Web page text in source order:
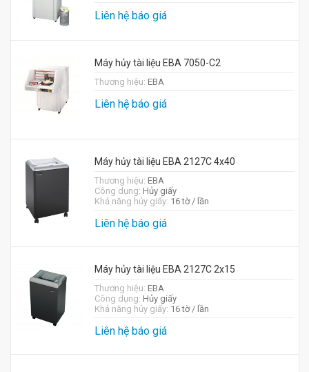
Liên hệ báo giá
Máy hủy tài liệu EBA 7050-C2
Thương hiệu: EBA
Liên hệ báo giá
Máy hủy tài liệu EBA 2127C 4x40
Thương hiệu: EBA
Công dụng: Hủy giấy
Khả năng hủy giấy: 16 tờ / lần
Liên hệ báo giá
Máy hủy tài liệu EBA 2127C 2x15
Thương hiệu: EBA
Công dụng: Hủy giấy
Khả năng hủy giấy: 16 tờ / lần
Liên hệ báo giá